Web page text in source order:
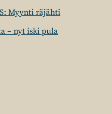
Myynti räjähti
– nyt iski pula